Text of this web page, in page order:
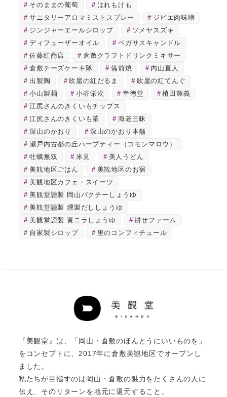
そのままの葡萄
はれもけも
サニタリーアロマミストスプレー
ジビエ肉味噌
ジンジャーエールシロップ
ソメヤスズキ
ディフューザーオイル
ペガサスキャンドル
佐藤紅商店
倉敷クラフトドリンクミキサー
倉敷チーズケーキ隊
備前焼
内山直人
出製陶
吹屋の紅だるま
吹屋の紅てんぐ
小山製麺
小谷栄次 幸徳堂
植田輝義
江尻さんのきくいもチップス
江尻さんのきくいも茶
海老三昧
深山のかおり
深山のかおり本舗
瀬戸内古都の丘ハーブティー（コモンマロウ）
牡蠣無双
米見
美人うどん
美観地区ごはん
美観地区のお宿
美観地区カフェ・スイーツ
美観堂謹製 岡山パクチーしょうゆ
美観堂謹製 燻製だししょうゆ
美観堂謹製 黄ニラしょうゆ
耕せファーム
自家製シロップ
里のコンフィチュール
『美観堂』は、「岡山・倉敷のほんとうにいいものを」
をコンセプトに、2017年に倉敷美観地区でオープンし
ました。
私たちが目指すのは岡山・倉敷の魅力をたくさんの人に
伝え、そのリターンを地元に還元すること。